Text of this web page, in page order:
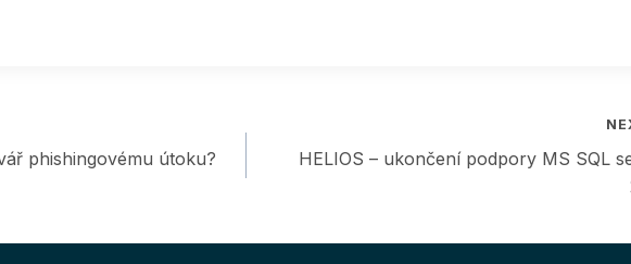
phishingovému útoku?
HELIOS – ukončení podpory MS SQL